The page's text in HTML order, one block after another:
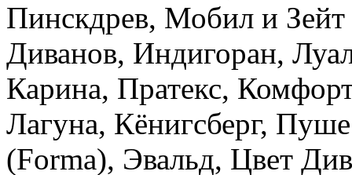
Пинскдрев, Мобил и
Диванов, Индигоран,
Карина, Пратекс,
Лагуна, Кёнигсберг,
(Forma), Эвальд, Цвет